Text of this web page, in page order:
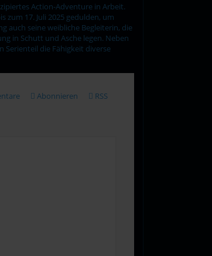
Action-Adventure in Arbeit.
zum 17. Juli 2025 gedulden, um
auch seine weibliche Begleiterin, die
in Schutt und Asche legen. Neben
Serienteil die Fähigkeit diverse
Abonnieren RSS